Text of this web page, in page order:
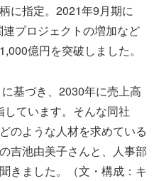
に指定。2021年9月期に
プロジェクトの増加など
億円を突破しました。
基づき、2030年に売上高
ています。そんな同社
のような人材を求めている
吉池由美子さんと、人事部
きました。（文・構成：キ